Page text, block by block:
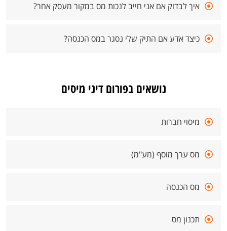
איך לבדוק אם אני חייב לנכות מס במקור מעסק אחר?
כיצד אדע אם התיק שלי נסגר במס הכנסה?
נושאים בפורום דיני מיסים
מיסוי חברות
מס ערך מוסף (מע"מ)
מס הכנסה
תכנון מס